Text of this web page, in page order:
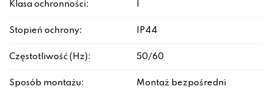
Klasa ochronności:
Stopień ochrony: IP44
Częstotliwość (Hz): 50/60
Sposób montażu: Montaż bezpośredni